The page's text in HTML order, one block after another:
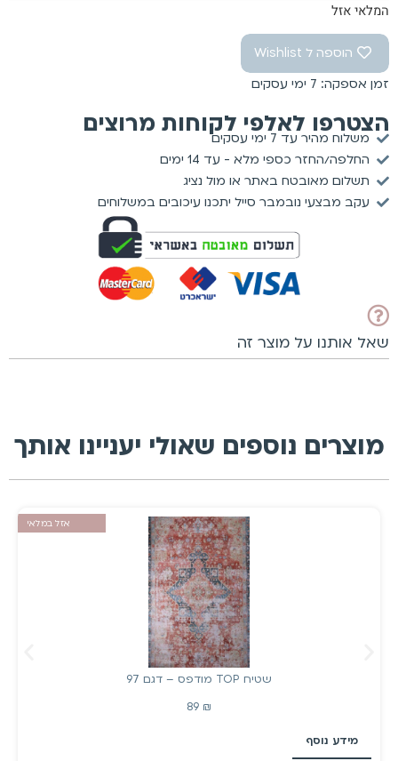
המלאי אזל
הוספה ל Wishlist
זמן אספקה: 7 ימי עסקים
הצטרפו לאלפי לקוחות מרוצים
משלוח מהיר עד 7 ימי עסקים
החלפה/החזר כספי מלא - עד 14 ימים
תשלום מאובטח באתר או מול נציג
עקב מבצעי נובמבר סייל יתכנו עיכובים במשלוחים
שאל אותנו על מוצר זה
מוצרים נוספים שאולי יעניינו אותך
אזל במלאי
שטיח TOP מודפס – דגם 97
89 ₪
מידע נוסף